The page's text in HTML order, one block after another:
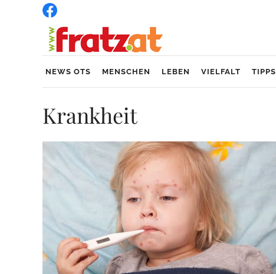
NEWS OTS MENSCHEN LEBEN VIELFALT TIPPS
Krankheit